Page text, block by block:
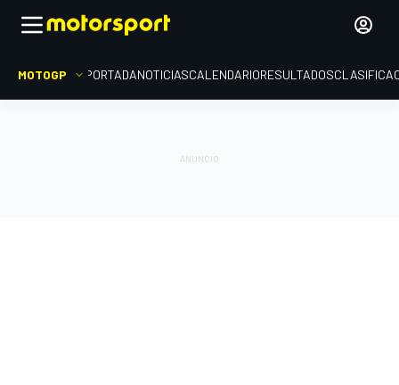
MOTOGP PORTADANOTICIASCALENDARIORESULTADOS